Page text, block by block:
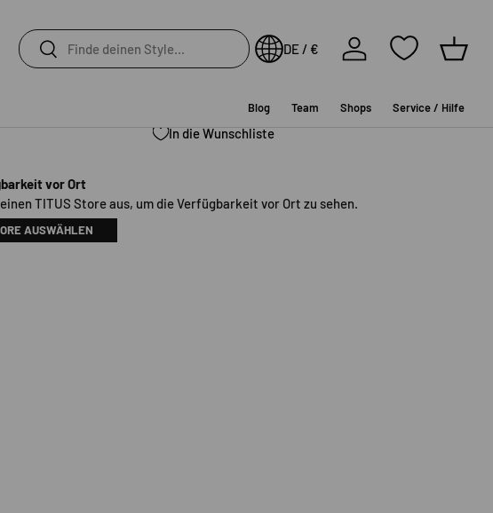
Suchen
Suchen DE / €
Einloggen
Blog Team Shops Service / Hilfe
BITTE WÄHLE DEINE GRÖSSE
In die Wunschliste
vor Ort
TITUS Store aus, um die Verfügbarkeit vor Ort zu sehen.
AUSWÄHLEN